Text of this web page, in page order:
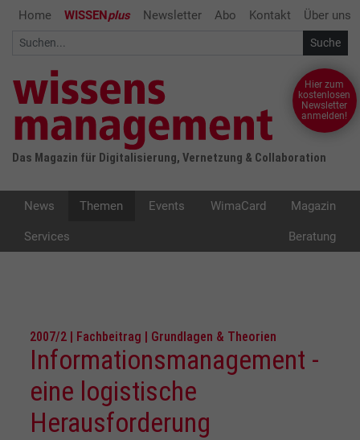
Home WISSENplus Newsletter Abo Kontakt Über uns
Das Magazin für Digitalisierung, Vernetzung & Collaboration
Hier zum
kostenlosen
Newsletter
anmelden!
News Themen Events WimaCard Magazin
Services Beratung
2007/2 | Fachbeitrag | Grundlagen & Theorien
Informationsmanagement -
eine logistische
Herausforderung